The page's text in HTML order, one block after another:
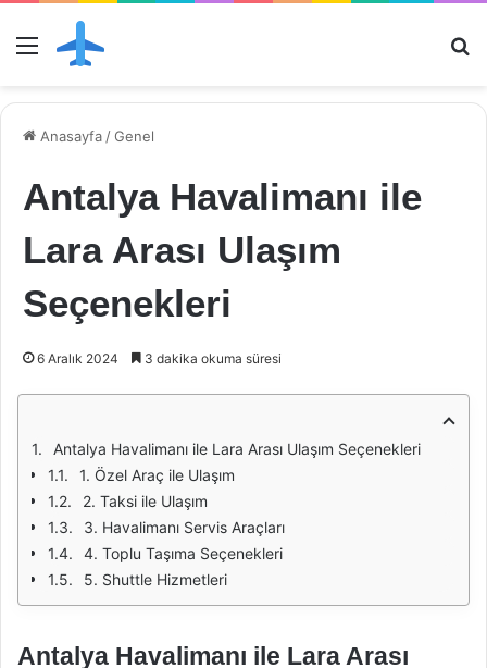
Menü
Anasayfa /Genel
Antalya Havalimanı ile
Lara Arası Ulaşım
Seçenekleri
6 Aralık 2024 3 dakika okuma süresi
Antalya Havalimanı ile Lara Arası Ulaşım Seçenekleri
1. Özel Araç ile Ulaşım
2. Taksi ile Ulaşım
3. Havalimanı Servis Araçları
4. Toplu Taşıma Seçenekleri
5. Shuttle Hizmetleri
Antalya Havalimanı ile Lara Arası